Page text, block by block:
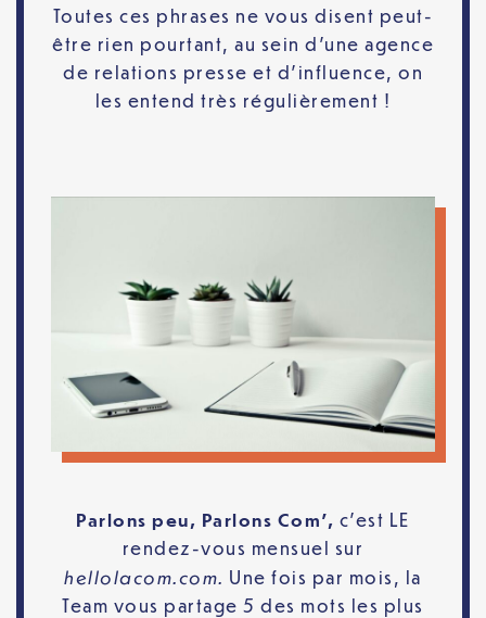
Toutes ces phrases ne vous disent peut-
être rien pourtant, au sein d’une agence
de relations presse et d’influence, on
les entend très régulièrement !
Parlons peu, Parlons Com’, c’est LE
rendez-vous mensuel sur
hellolacom.com. Une fois par mois, la
Team vous partage 5 des mots les plus